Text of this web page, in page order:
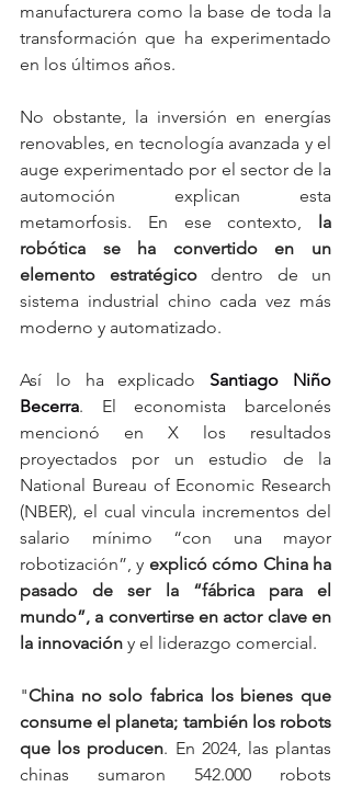
manufacturera como la base de toda la
transformación que ha experimentado
en los últimos años.
No obstante, la inversión en energías
renovables, en tecnología avanzada y el
auge experimentado por el sector de la
automoción explican esta
metamorfosis. En ese contexto,
la
robótica se ha convertido en un
elemento estratégico dentro de un
sistema industrial chino cada vez más
moderno y automatizado.
Así lo ha explicado Santiago Niño
Becerra. El economista barcelonés
mencionó en X los resultados
proyectados por un estudio de la
National Bureau of Economic Research
(NBER), el cual vincula incrementos del
salario mínimo “con una mayor
robotización”, y explicó cómo China ha
pasado de ser la “fábrica para el
mundo”, a convertirse en actor clave en
la innovación y el liderazgo comercial.
"China no solo fabrica los bienes que
consume el planeta; también los robots
que los producen. En 2024, las plantas
chinas sumaron 542.000 robots